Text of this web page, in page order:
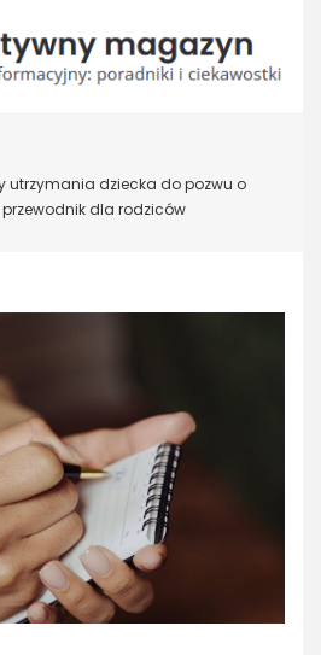
utrzymania dziecka do pozwu o
dla rodziców